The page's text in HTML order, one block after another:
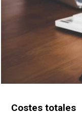
Costes totales